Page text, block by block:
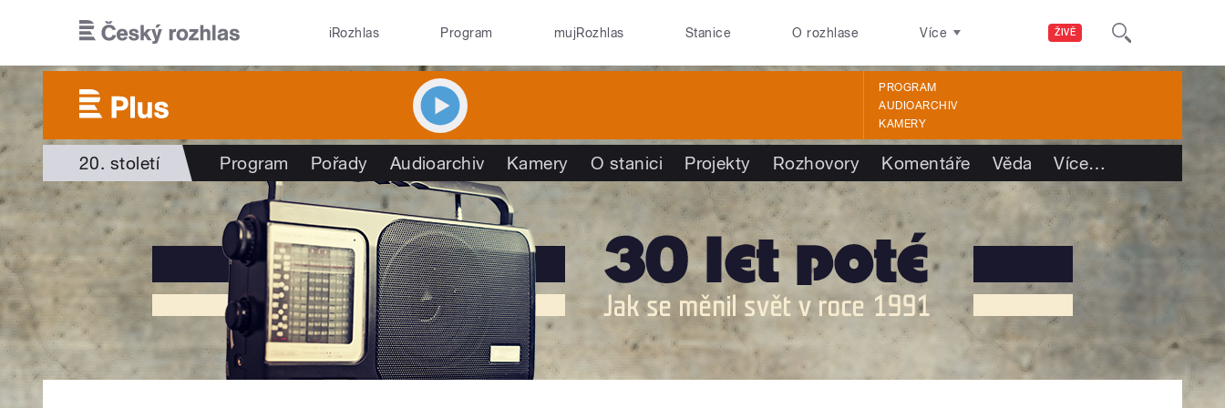
ŽIVĚ
iRozhlas Program mujRozhlas Stanice O rozhlase Více
PROGRAM
AUDIOARCHIV
KAMERY
20. století Program Pořady Audioarchiv Kamery O stanici Projekty Rozhovory Komentáře Věda Více…